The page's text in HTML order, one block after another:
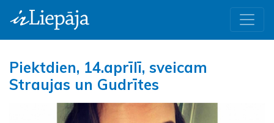
Piektdien, 14.aprīlī, sveicam
Straujas un Gudrītes